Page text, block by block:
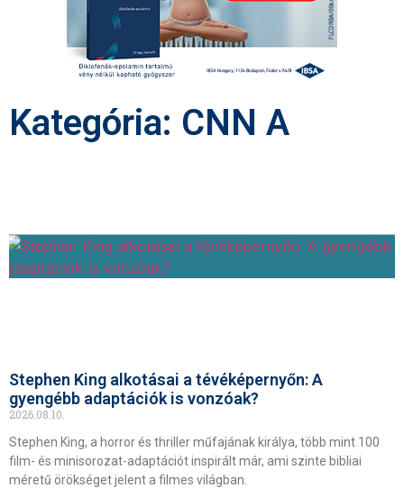
Kategória: CNN A
Stephen King alkotásai a tévéképernyőn: A
gyengébb adaptációk is vonzóak?
2026.08.10.
Stephen King, a horror és thriller műfajának királya, több mint 100
film- és minisorozat-adaptációt inspirált már, ami szinte bibliai
méretű örökséget jelent a filmes világban.